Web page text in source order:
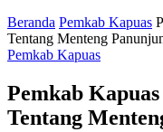
Beranda Pemkab Kapuas
Tentang Menteng
Pemkab Kapuas
Pemkab
Tentang